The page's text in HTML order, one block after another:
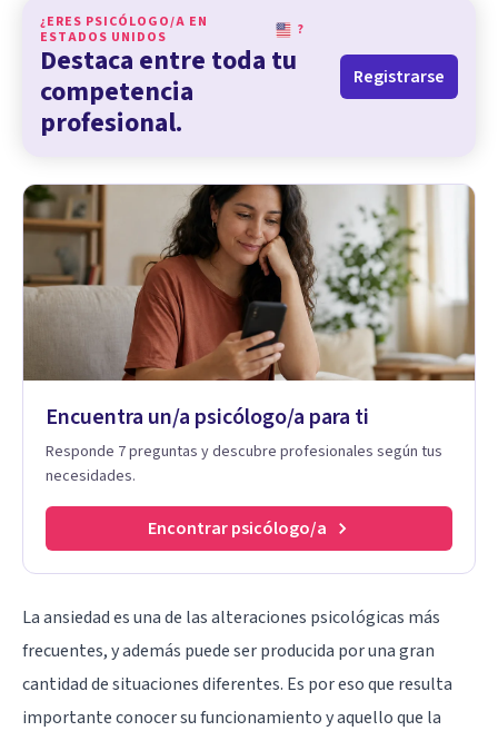
¿ERES PSICÓLOGO/A EN
ESTADOS UNIDOS
?
Destaca entre toda tu
competencia
profesional.
Registrarse
Encuentra un/a psicólogo/a para ti
Responde 7 preguntas y descubre profesionales según tus
necesidades.
Encontrar psicólogo/a
La ansiedad es una de las alteraciones psicológicas más
frecuentes, y además puede ser producida por una gran
cantidad de situaciones diferentes. Es por eso que resulta
importante conocer su funcionamiento y aquello que la